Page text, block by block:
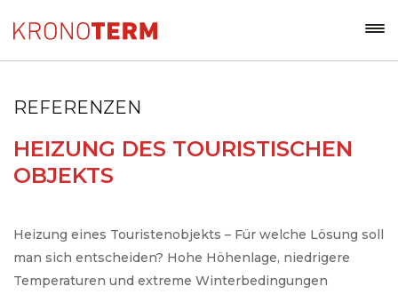
REFERENZEN
HEIZUNG DES TOURISTISCHEN
OBJEKTS
Heizung eines Touristenobjekts – Für welche Lösung soll
man sich entscheiden? Hohe Höhenlage, niedrigere
Temperaturen und extreme Winterbedingungen